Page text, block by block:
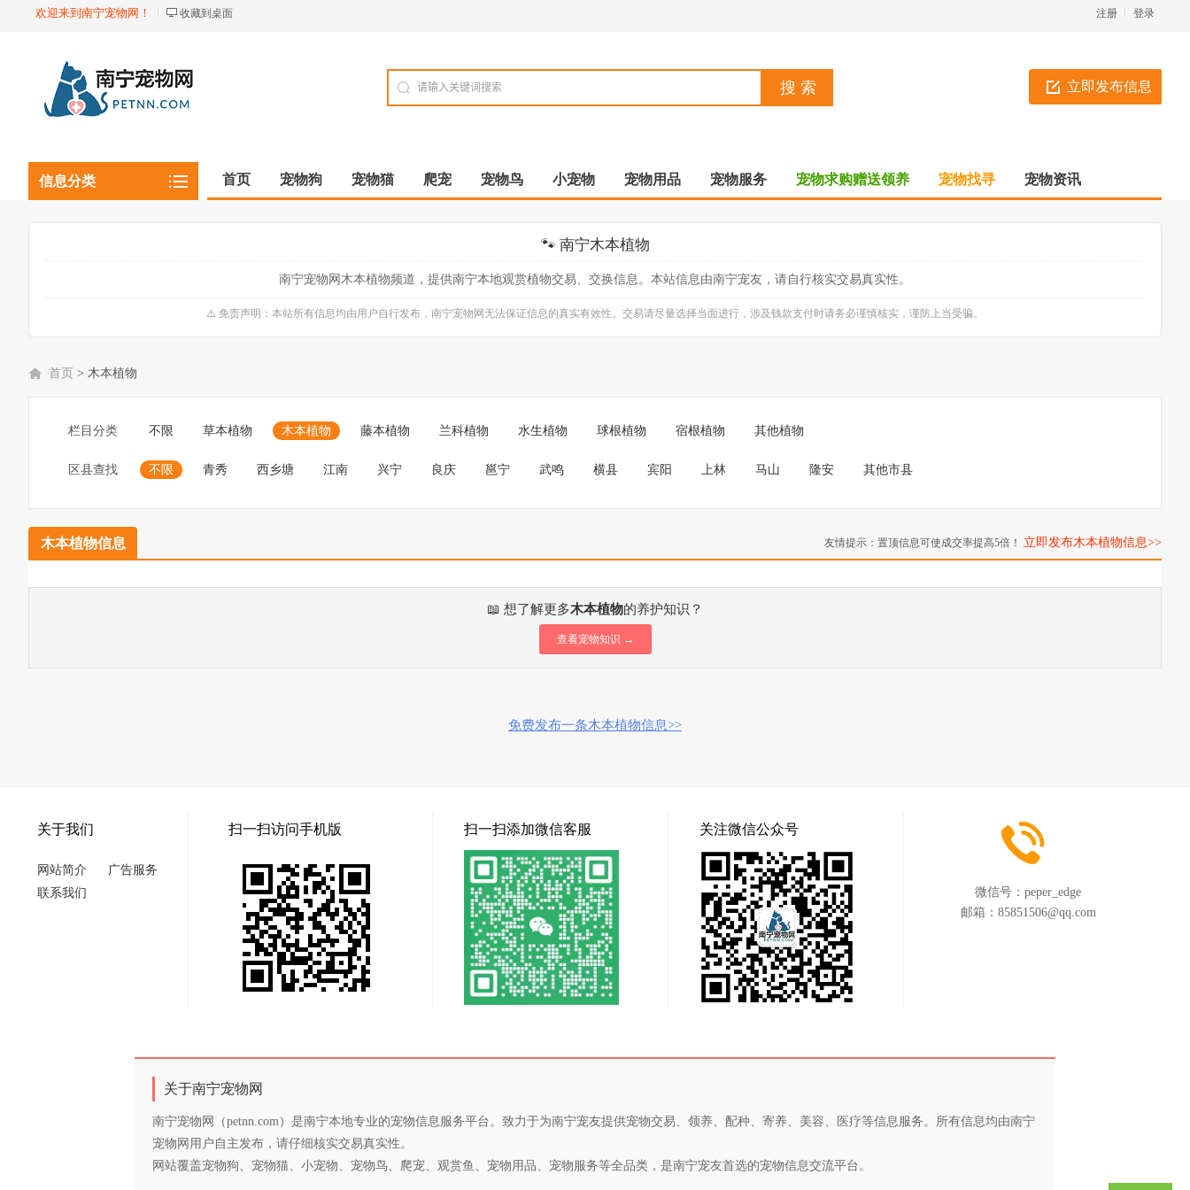
欢迎来到南宁宠物网！ 收藏到桌面 登录
注册
立即发布信息
信息分类 首页 宠物狗 宠物猫 爬宠 宠物鸟 小宠物 宠物用品 宠物服务 宠物求购赠送领养 宠物找寻 宠物资讯
🐾 南宁木本植物
南宁宠物网木本植物频道，提供南宁本地观赏植物交易、交换信息。本站信息由南宁宠友，请自行核实交易真实性。
⚠️ 免责声明：本站所有信息均由用户自行发布，南宁宠物网无法保证信息的真实有效性。交易请尽量选择当面进行，涉及钱款支付时请务必谨慎核实，谨防上当受骗。
首页 > 木本植物
栏目分类 不限 草本植物 木本植物 藤本植物 兰科植物 水生植物 球根植物 宿根植物 其他植物
区县查找 不限 青秀 西乡塘 江南 兴宁 良庆 邕宁 武鸣 横县 宾阳 上林 马山 隆安 其他市县
木本植物信息 友情提示：置顶信息可使成交率提高5倍！ 立即发布木本植物信息>>
📖 想了解更多木本植物的养护知识？
查看宠物知识 →
免费发布一条木本植物信息>>
关于我们
网站简介
广告服务
联系我们
扫一扫访问手机版 扫一扫添加微信客服 关注微信公众号
微信号： peper_edge
邮箱： 85851506@qq.com
关于南宁宠物网
南宁宠物网（petnn.com）是南宁本地专业的宠物信息服务平台。致力于为南宁宠友提供宠物交易、领养、配种、寄养、美容、医疗等信息服务。所有信息均由南宁
宠物网用户自主发布，请仔细核实交易真实性。
网站覆盖宠物狗、宠物猫、小宠物、宠物鸟、爬宠、观赏鱼、宠物用品、宠物服务等全品类，是南宁宠友首选的宠物信息交流平台。